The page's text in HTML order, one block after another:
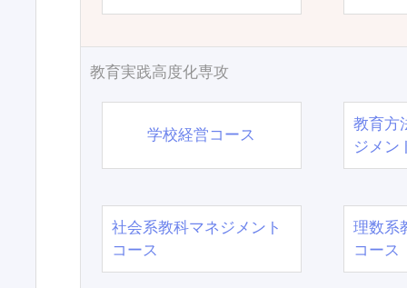
教育実践高度化専攻
学校経営コース
教育方
ジメン
社会系教科マネジメント
コース
理数系
コース